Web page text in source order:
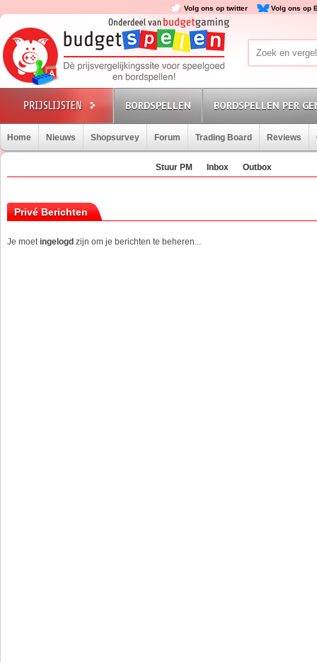
Volg ons op twitter Volg ons op
BORDSPELLEN BORDSPELLEN PER
Home Nieuws Shopsurvey Forum Trading Board Reviews
Stuur PM Inbox Outbox
Privé Berichten
Je moetingelogd zijn om je berichten te beheren...